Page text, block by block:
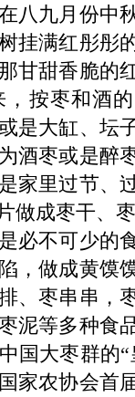
八九月份中
挂满红彤彤
甘甜香脆的
按枣和酒
是大缸、坛
酒枣或是醉
家里过节、
做成枣干、
不可少的
，做成黄馍
、枣串串，
泥等多种食
国大枣群的
家农协会首